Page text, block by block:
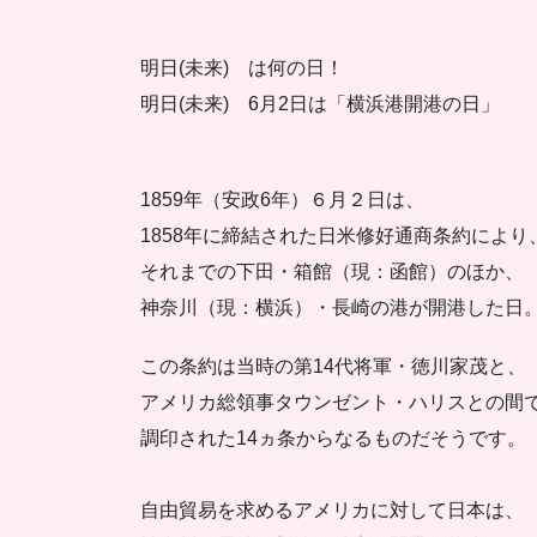
明日(未来) は何の日！
明日(未来) 6月2日は「横浜港開港の日」
1859年（安政6年）６月２日は、
1858年に締結された日米修好通商条約により、
それまでの下田・箱館（現：函館）のほか、
神奈川（現：横浜）・長崎の港が開港した日。
この条約は当時の第14代将軍・徳川家茂と、
アメリカ総領事タウンゼント・ハリスとの間で
調印された14ヵ条からなるものだそうです。
自由貿易を求めるアメリカに対して日本は、